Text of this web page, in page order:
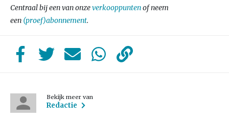
Centraal bij een van onzeverkooppuntenof neem
een (proef)abonnement.
Bekijk meer van
Redactie